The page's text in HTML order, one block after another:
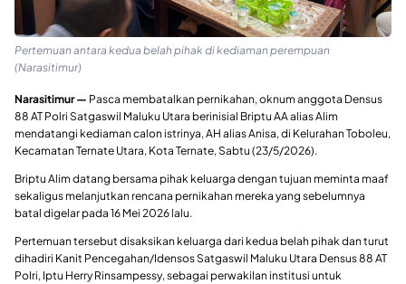
Pertemuan antara kedua belah pihak di kediaman perempuan
(Narasitimur)
Narasitimur — Pasca membatalkan pernikahan, oknum anggota Densus
88 AT Polri Satgaswil Maluku Utara berinisial Briptu AA alias Alim
mendatangi kediaman calon istrinya, AH alias Anisa, di Kelurahan Toboleu,
Kecamatan Ternate Utara, Kota Ternate, Sabtu (23/5/2026).
Briptu Alim datang bersama pihak keluarga dengan tujuan meminta maaf
sekaligus melanjutkan rencana pernikahan mereka yang sebelumnya
batal digelar pada 16 Mei 2026 lalu.
Pertemuan tersebut disaksikan keluarga dari kedua belah pihak dan turut
dihadiri Kanit Pencegahan/Idensos Satgaswil Maluku Utara Densus 88 AT
Polri, Iptu Herry Rinsampessy, sebagai perwakilan institusi untuk